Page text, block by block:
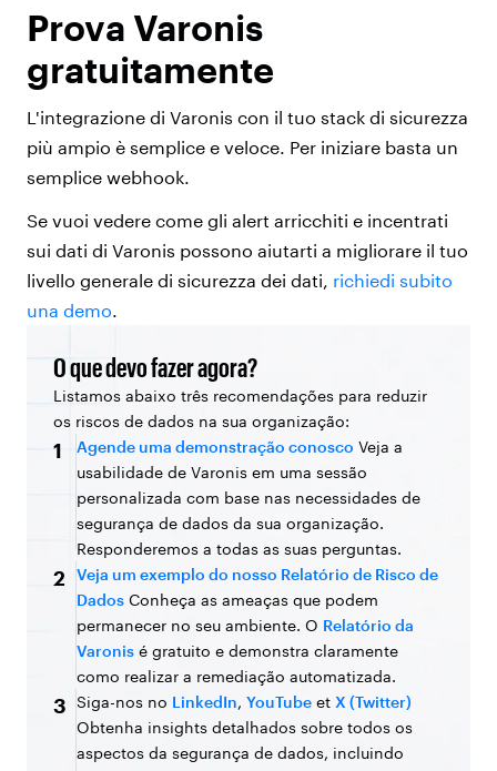
Prova Varonis
gratuitamente
L'integrazione di Varonis con il tuo stack di sicurezza
più ampio è semplice e veloce. Per iniziare basta un
semplice webhook.
Se vuoi vedere come gli alert arricchiti e incentrati
sui dati di Varonis possono aiutarti a migliorare il tuo
livello generale di sicurezza dei dati, richiedi subito
una demo.
O que devo fazer agora?
Listamos abaixo três recomendações para reduzir
os riscos de dados na sua organização:
1 Agende uma demonstração conosco Veja a
usabilidade de Varonis em uma sessão
personalizada com base nas necessidades de
segurança de dados da sua organização.
Responderemos a todas as suas perguntas.
2
Veja um exemplo do nosso Relatório de Risco de
Dados Conheça as ameaças que podem
permanecer no seu ambiente. O Relatório da
Varonis é gratuito e demonstra claramente
como realizar a remediação automatizada.
3 Siga-nos no LinkedIn, YouTube et X (Twitter)
Obtenha insights detalhados sobre todos os
aspectos da segurança de dados, incluindo